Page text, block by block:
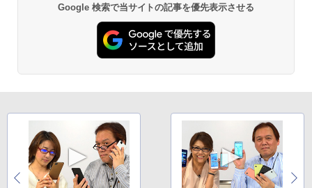
Google 検索で当サイトの記事を優先表示させる